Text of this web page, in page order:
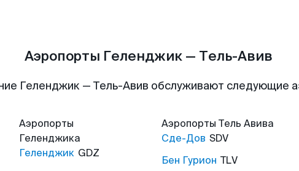
Аэропорты Геленджик — Тель-Авив
Геленджик — Тель-Авив обслуживают следующие
Аэропорты
Геленджика
Геленджик GDZ
Аэропорты Тель Авива
Сде-Дов SDV
Бен Гурион TLV